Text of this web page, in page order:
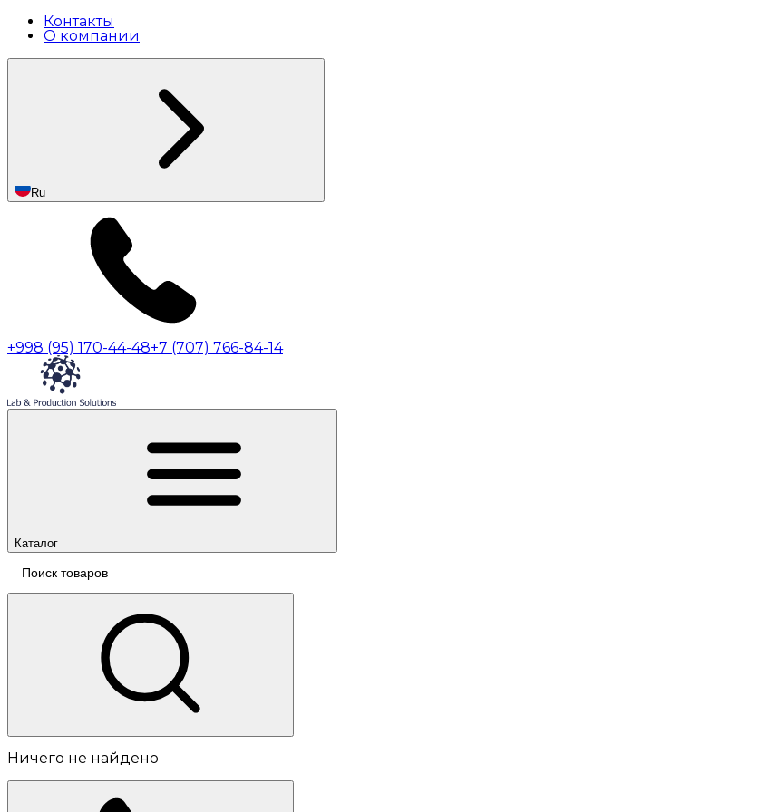
Контакты
О компании
Ru
+998 (95) 170-44-48+7 (707) 766-84-14
Каталог
Ничего не найдено